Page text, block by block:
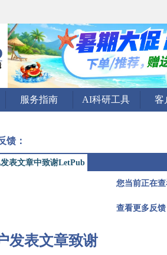
服务指南 AI科研工具 客
馈：
表文章中致谢LetPub
您当前正在
查看更多反
发表文章致谢